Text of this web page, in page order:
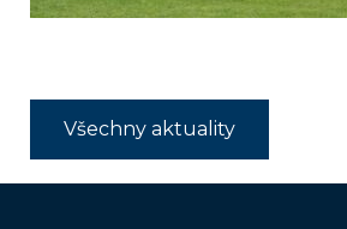
Všechny aktuality